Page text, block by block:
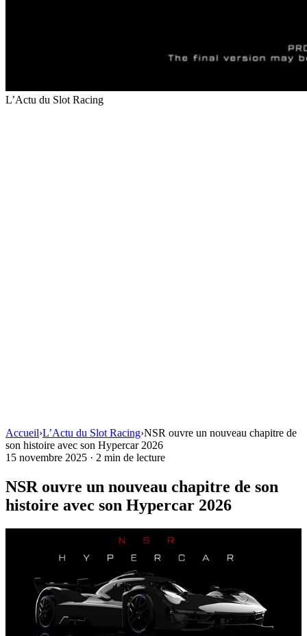
L’Actu du Slot Racing
Accueil›L’Actu du Slot Racing›NSR ouvre un nouveau chapitre de
son histoire avec son Hypercar 2026
15 novembre 2025 · 2 min de lecture
NSR ouvre un nouveau chapitre de son
histoire avec son Hypercar 2026